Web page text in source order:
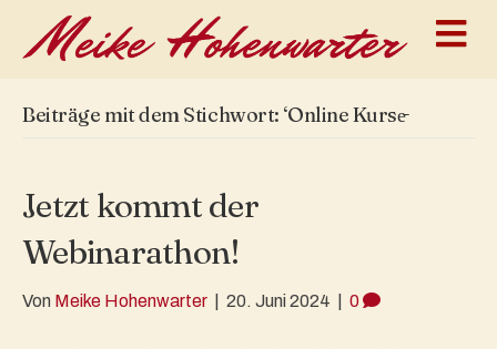
N
a
Beiträge mit dem Stichwort: ‘Online Kurse̵
Jetzt kommt der
Webinarathon!
Von Meike Hohenwarter 20. Juni 2024 0